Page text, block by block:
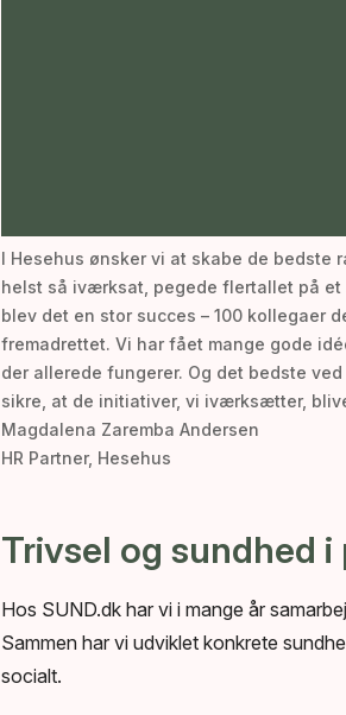
I Hesehus ønsker vi at skabe de
helst så iværksat, pegede flertallet på et
blev det en stor succes – 100 kollegaer
fremadrettet. Vi har fået mange gode
der allerede fungerer. Og det bedste
sikre, at de initiativer, vi iværksætter,
Magdalena Zaremba Andersen
HR Partner, Hesehus
Trivsel og sundhed
Hos SUND.dk har vi i mange år
Sammen har vi udviklet konkrete
socialt.